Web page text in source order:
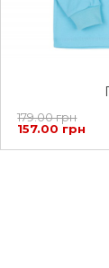
179.00 грн
157.00 грн